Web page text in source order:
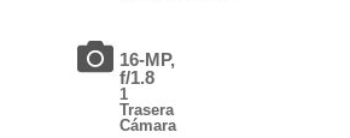
16-MP,
f/1.8
1
Trasera
Cámara